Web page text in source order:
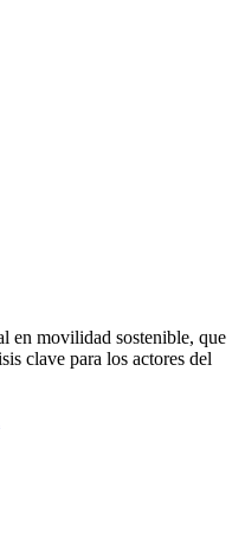
en movilidad sostenible, que
clave para los actores del